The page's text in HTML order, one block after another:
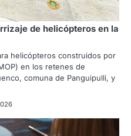
de helicópteros en la
helicópteros construidos por
en los retenes de
comuna de Panguipulli, y